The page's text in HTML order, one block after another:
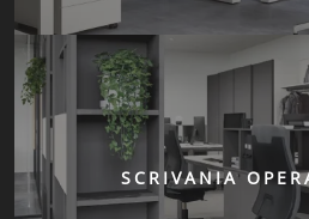
SCRIVANIA